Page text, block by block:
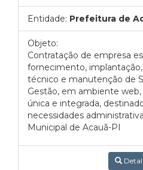
Entidade: Prefeitura de
Objeto:
Contratação de empresa
fornecimento,
técnico e manutenção de
Gestão, em ambiente
única e integrada,
necessidades
Municipal de Acauã-PI